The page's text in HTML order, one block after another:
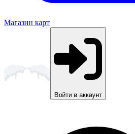
Магазин карт
Войти в аккаунт